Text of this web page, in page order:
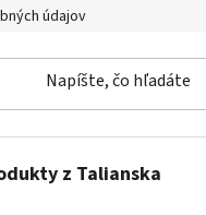
údajov
z Talianska